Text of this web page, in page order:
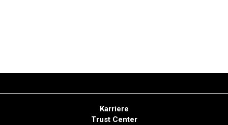
Karriere
Trust Center